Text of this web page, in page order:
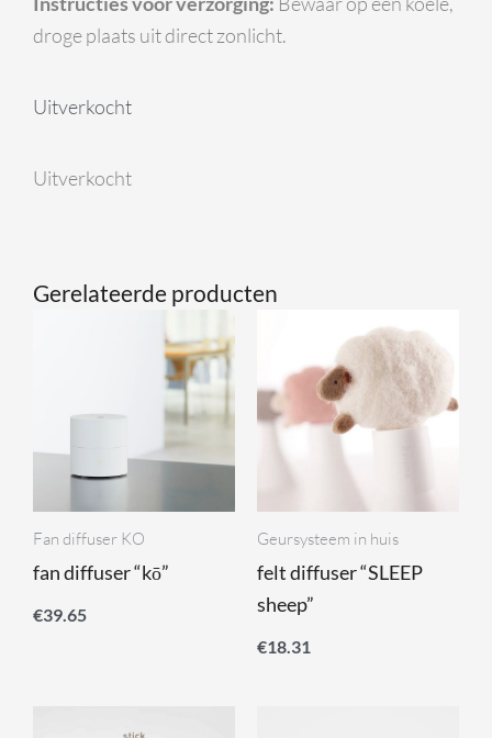
droge plaats uit direct zonlicht.
Uitverkocht
Uitverkocht
Gerelateerde producten
Fan diffuser KO
fan diffuser “kō”
€39.65
Geursysteem in huis
felt diffuser “SLEEP
sheep”
€18.31